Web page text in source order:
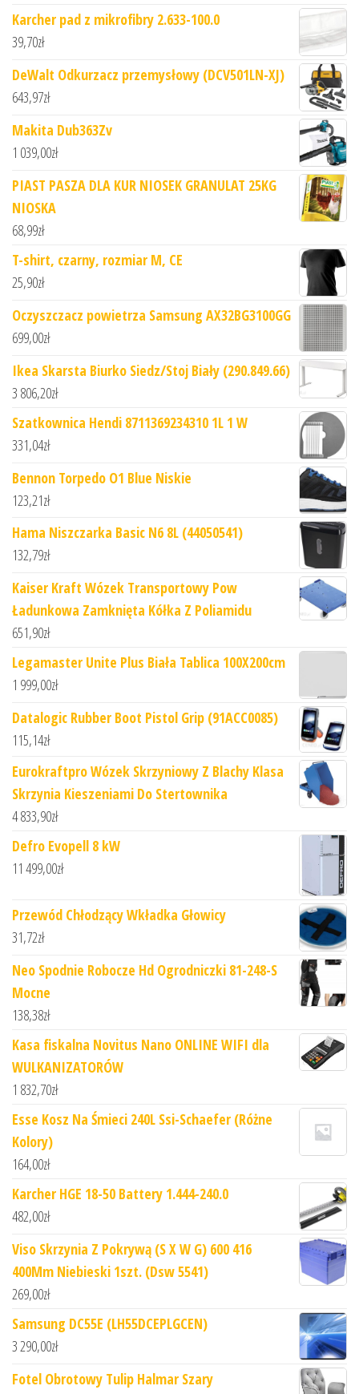
Karcher pad z mikrofibry 2.633-100.0
39,70zł
DeWalt Odkurzacz przemysłowy (DCV501LN-XJ)
643,97zł
Makita Dub363Zv
1 039,00zł
PIAST PASZA DLA KUR NIOSEK GRANULAT 25KG
NIOSKA
68,99zł
T-shirt, czarny, rozmiar M, CE
25,90zł
Oczyszczacz powietrza Samsung AX32BG3100GG
699,00zł
Ikea Skarsta Biurko Siedz/Stoj Biały (290.849.66)
3 806,20zł
Szatkownica Hendi 8711369234310 1L 1 W
331,04zł
Bennon Torpedo O1 Blue Niskie
123,21zł
Hama Niszczarka Basic N6 8L (44050541)
132,79zł
Kaiser Kraft Wózek Transportowy Pow
Ładunkowa Zamknięta Kółka Z Poliamidu
651,90zł
Legamaster Unite Plus Biała Tablica 100X200cm
1 999,00zł
Datalogic Rubber Boot Pistol Grip (91ACC0085)
115,14zł
Eurokraftpro Wózek Skrzyniowy Z Blachy Klasa
Skrzynia Kieszeniami Do Stertownika
4 833,90zł
Defro Evopell 8 kW
11 499,00zł
Przewód Chłodzący Wkładka Głowicy
31,72zł
Neo Spodnie Robocze Hd Ogrodniczki 81-248-S
Mocne
138,38zł
Kasa fiskalna Novitus Nano ONLINE WIFI dla
WULKANIZATORÓW
1 832,70zł
Esse Kosz Na Śmieci 240L Ssi-Schaefer (Różne
Kolory)
164,00zł
Karcher HGE 18-50 Battery 1.444-240.0
482,00zł
Viso Skrzynia Z Pokrywą (S X W G) 600 416
400Mm Niebieski 1szt. (Dsw 5541)
269,00zł
Samsung DC55E (LH55DCEPLGCEN)
3 290,00zł
Fotel Obrotowy Tulip Halmar Szary